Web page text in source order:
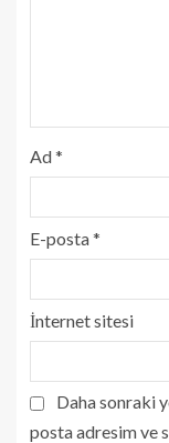
Ad*
E-posta*
İnternet sitesi
Daha sonraki
posta adresim ve